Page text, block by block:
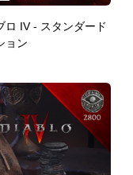
ロ IV - スタンダード
ョン